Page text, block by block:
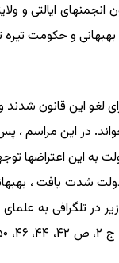
این قانون شدند
در این
این اعتراضها
شدت یافت ،
تلگرافی به علمای